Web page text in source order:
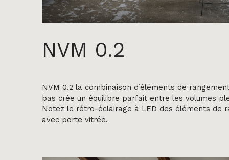
NVM 0.2
NVM 0.2 la combinaison d’éléments de
bas crée un équilibre parfait entre les volumes
Notez le rétro-éclairage à LED des éléments de
avec porte vitrée.